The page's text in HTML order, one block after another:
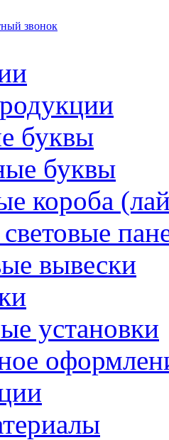
звонок
буквы
буквы
короба
вывески
установки